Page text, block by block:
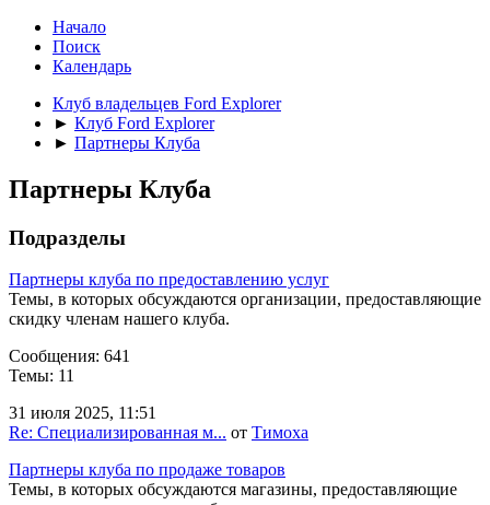
Начало
Поиск
Календарь
Клуб владельцев Ford Explorer
► Клуб Ford Explorer
► Партнеры Клуба
Партнеры Клуба
Подразделы
Партнеры клуба по предоставлению услуг
Темы, в которых обсуждаются организации, предоставляющие
скидку членам нашего клуба.
Сообщения: 641
Темы: 11
31 июля 2025, 11:51
Re: Специализированная м... от Тимоха
Партнеры клуба по продаже товаров
Темы, в которых обсуждаются магазины, предоставляющие